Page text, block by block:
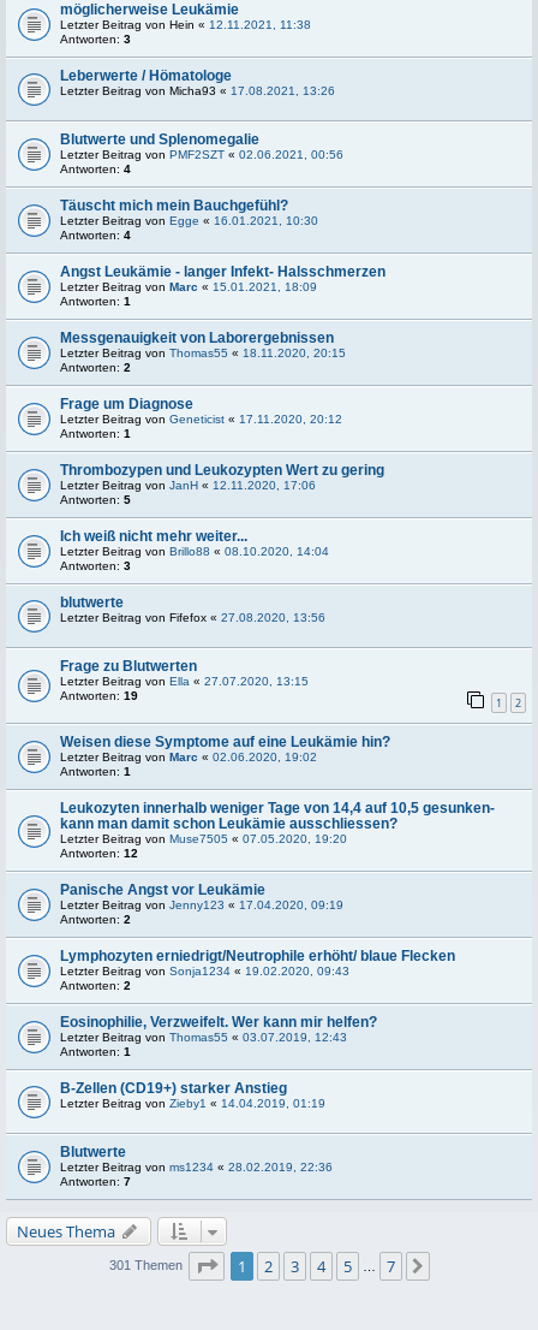
möglicherweise Leukämie
Letzter Beitrag von Hein « 12.11.2021, 11:38
Antworten: 3
Leberwerte / Hömatologe
Letzter Beitrag von Micha93 « 17.08.2021, 13:26
Blutwerte und Splenomegalie
Letzter Beitrag von PMF2SZT « 02.06.2021, 00:56
Antworten: 4
Täuscht mich mein Bauchgefühl?
Letzter Beitrag von Egge « 16.01.2021, 10:30
Antworten: 4
Angst Leukämie - langer Infekt- Halsschmerzen
Letzter Beitrag von Marc « 15.01.2021, 18:09
Antworten: 1
Messgenauigkeit von Laborergebnissen
Letzter Beitrag von Thomas55 « 18.11.2020, 20:15
Antworten: 2
Frage um Diagnose
Letzter Beitrag von Geneticist « 17.11.2020, 20:12
Antworten: 1
Thrombozypen und Leukozypten Wert zu gering
Letzter Beitrag von JanH « 12.11.2020, 17:06
Antworten: 5
Ich weiß nicht mehr weiter...
Letzter Beitrag von Brillo88 « 08.10.2020, 14:04
Antworten: 3
blutwerte
Letzter Beitrag von Fifefox « 27.08.2020, 13:56
Frage zu Blutwerten
Letzter Beitrag von Ella « 27.07.2020, 13:15
Antworten: 19 1 2
Weisen diese Symptome auf eine Leukämie hin?
Letzter Beitrag von Marc « 02.06.2020, 19:02
Antworten: 1
Leukozyten innerhalb weniger Tage von 14,4 auf 10,5 gesunken-
kann man damit schon Leukämie ausschliessen?
Letzter Beitrag von Muse7505 « 07.05.2020, 19:20
Antworten: 12
Panische Angst vor Leukämie
Letzter Beitrag von Jenny123 « 17.04.2020, 09:19
Antworten: 2
Lymphozyten erniedrigt/Neutrophile erhöht/ blaue Flecken
Letzter Beitrag von Sonja1234 « 19.02.2020, 09:43
Antworten: 2
Eosinophilie, Verzweifelt. Wer kann mir helfen?
Letzter Beitrag von Thomas55 « 03.07.2019, 12:43
Antworten: 1
B-Zellen (CD19+) starker Anstieg
Letzter Beitrag von Zieby1 « 14.04.2019, 01:19
Blutwerte
Letzter Beitrag von ms1234 « 28.02.2019, 22:36
Antworten: 7
Neues Thema
301 Themen Seite von
1 2 3 4 5 7